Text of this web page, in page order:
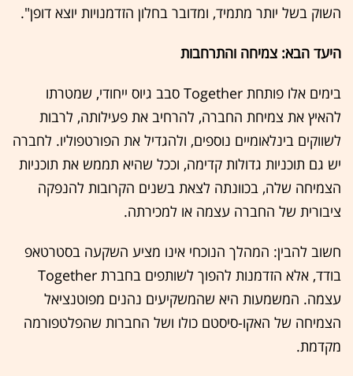
השוק בשל יותר מתמיד, ומדובר בחלון הזדמנויות יוצא דופן".
היעד הבא: צמיחה והתרחבות
בימים אלו פותחת Together סבב גיוס ייחודי, שמטרתו
להאיץ את צמיחת החברה, להרחיב את פעילותה, לרבות
לשווקים בינלאומיים נוספים, ולהגדיל את הפורטפוליו. לחברה
יש גם תוכניות גדולות קדימה, וככל שהיא תממש את תוכניות
הצמיחה שלה, בכוונתה לצאת בשנים הקרובות להנפקה
ציבורית של החברה עצמה או למכירתה.
חשוב להבין: המהלך הנוכחי אינו מציע השקעה בסטרטאפ
בודד, אלא הזדמנות להפוך לשותפים בחברת Together
עצמה. המשמעות היא שהמשקיעים נהנים מפוטנציאל
הצמיחה של האקו-סיסטם כולו ושל החברות שהפלטפורמה
מקדמת.